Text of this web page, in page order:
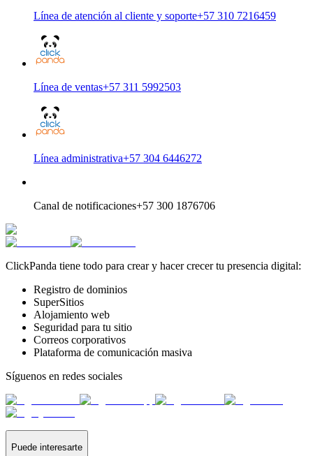
Línea de atención al cliente y soporte+57 310 7216459
Línea de ventas+57 311 5992503
Línea administrativa+57 304 6446272
Canal de notificaciones+57 300 1876706
ClickPanda tiene todo para crear y hacer crecer tu presencia digital:
Registro de dominios
SuperSitios
Alojamiento web
Seguridad para tu sitio
Correos corporativos
Plataforma de comunicación masiva
Síguenos en redes sociales
Puede interesarte